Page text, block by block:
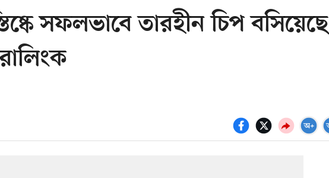
সফলভাবে তারহীন চিপ বসিয়েছে